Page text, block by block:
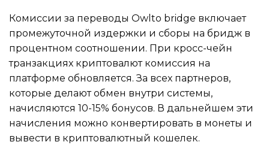
Комиссии за переводы Owlto bridge включает
промежуточной издержки и сборы на бридж в
процентном соотношении. При кросс-чейн
транзакциях криптовалют комиссия на
платформе обновляется. За всех партнеров,
которые делают обмен внутри системы,
начисляются 10-15% бонусов. В дальнейшем эти
начисления можно конвертировать в монеты и
вывести в криптовалютный кошелек.